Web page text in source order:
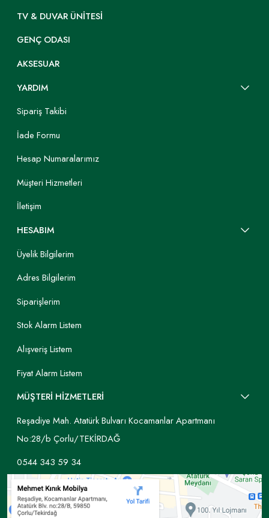
TV & DUVAR ÜNITESI
GENÇ ODASI
AKSESUAR
YARDIM
Sipariş Takibi
İade Formu
Hesap Numaralarımız
Müşteri Hizmetleri
İletişim
HESABIM
Üyelik Bilgilerim
Adres Bilgilerim
Siparişlerim
Stok Alarm Listem
Alışveriş Listem
Fiyat Alarm Listem
MÜŞTERİ HİZMETLERİ
Reşadiye Mah. Atatürk Bulvarı Kocamanlar Apartmanı
No:28/b Çorlu/TEKİRDAĞ
0544 343 59 34